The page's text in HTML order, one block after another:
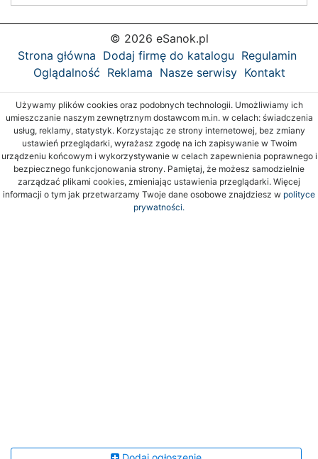
© 2026 eSanok.pl
Strona główna Dodaj firmę do katalogu Regulamin
Oglądalność Reklama Nasze serwisy Kontakt
Używamy plików cookies oraz podobnych technologii. Umożliwiamy ich
umieszczanie naszym zewnętrznym dostawcom m.in. w celach: świadczenia
usług, reklamy, statystyk. Korzystając ze strony internetowej, bez zmiany
ustawień przeglądarki, wyrażasz zgodę na ich zapisywanie w Twoim
urządzeniu końcowym i wykorzystywanie w celach zapewnienia poprawnego i
bezpiecznego funkcjonowania strony. Pamiętaj, że możesz samodzielnie
zarządzać plikami cookies, zmieniając ustawienia przeglądarki. Więcej
informacji o tym jak przetwarzamy Twoje dane osobowe znajdziesz w polityce
prywatności.